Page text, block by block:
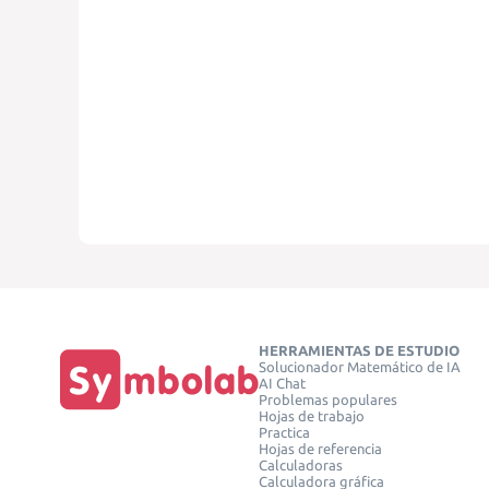
HERRAMIENTAS DE ESTUDIO
Solucionador Matemático de IA
AI Chat
Problemas populares
Hojas de trabajo
Practica
Hojas de referencia
Calculadoras
Calculadora gráfica